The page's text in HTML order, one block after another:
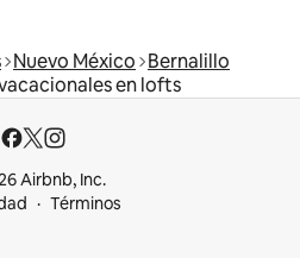
Nuevo México Bernalillo
en lofts
Airbnb, Inc.
Términos